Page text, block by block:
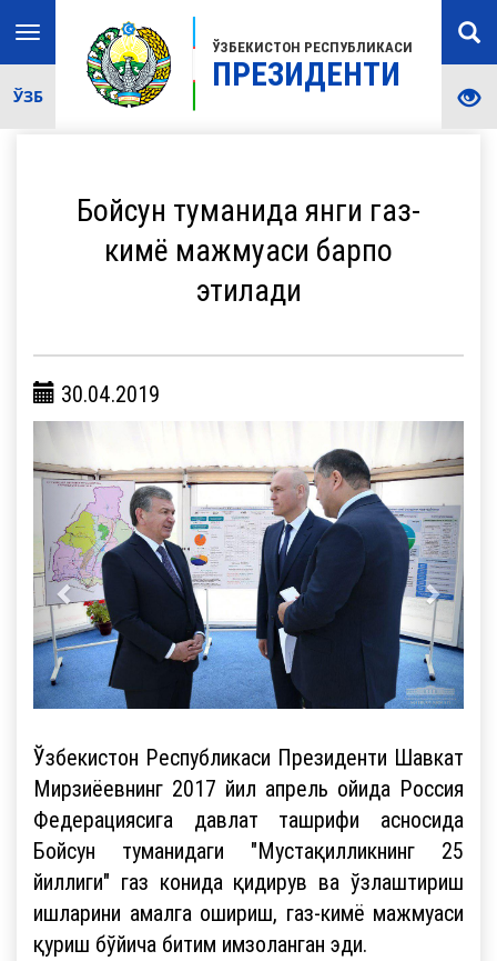
ЎЗБЕКИСТОН РЕСПУБЛИКАСИ
ПРЕЗИДЕНТИ
Toggle
navigation
ЎЗБ
Бойсун туманида янги газ-
кимё мажмуаси барпо
этилади
30.04.2019
Ўзбекистон Республикаси Президенти Шавкат
Мирзиёевнинг 2017 йил апрель ойида Россия
Федерациясига давлат ташрифи асносида
Бойсун туманидаги "Мустақилликнинг 25
йиллиги" газ конида қидирув ва ўзлаштириш
ишларини амалга ошириш, газ-кимё мажмуаси
қуриш бўйича битим имзоланган эди.